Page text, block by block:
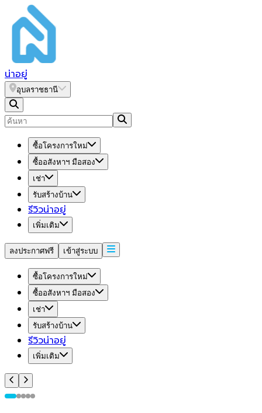
น่าอยู่
อุบลราชธานี
ซื้อโครงการใหม่
ซื้ออสังหาฯ มือสอง
เช่า
รับสร้างบ้าน
รีวิวน่าอยู่
เพิ่มเติม
ลงประกาศฟรี เข้าสู่ระบบ
ซื้อโครงการใหม่
ซื้ออสังหาฯ มือสอง
เช่า
รับสร้างบ้าน
รีวิวน่าอยู่
เพิ่มเติม